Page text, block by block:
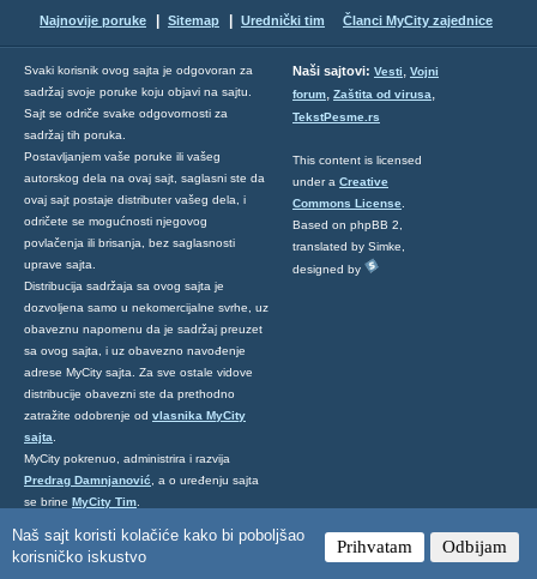
Naš sajt koristi kolačiće kako bi poboljšao
korisničko iskustvo
Prihvatam Odbijam
Najnovije poruke Sitemap Urednički tim Članci MyCity zajednice
Svaki korisnik ovog sajta je odgovoran za
sadržaj svoje poruke koju objavi na sajtu.
Sajt se odriče svake odgovornosti za
sadržaj tih poruka.
Postavljanjem vaše poruke ili vašeg
autorskog dela na ovaj sajt, saglasni ste da
ovaj sajt postaje distributer vašeg dela, i
odričete se mogućnosti njegovog
povlačenja ili brisanja, bez saglasnosti
uprave sajta.
Distribucija sadržaja sa ovog sajta je
dozvoljena samo u nekomercijalne svrhe, uz
obaveznu napomenu da je sadržaj preuzet
sa ovog sajta, i uz obavezno navođenje
adrese MyCity sajta. Za sve ostale vidove
distribucije obavezni ste da prethodno
zatražite odobrenje od vlasnika MyCity
sajta
MyCity pokrenuo, administrira i razvija
Predrag Damnjanović , a o uređenju sajta
se brine MyCity Tim
ovde.
Naši sajtovi: Vesti, Vojni
forum, Zaštita od virusa,
TekstPesme.rs
This content is licensed
under a Creative
Commons License
Based on phpBB 2,
translated by Simke,
designed by